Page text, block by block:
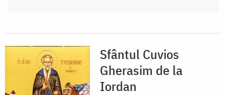
Sfântul Cuvios
Gherasim de la
Iordan